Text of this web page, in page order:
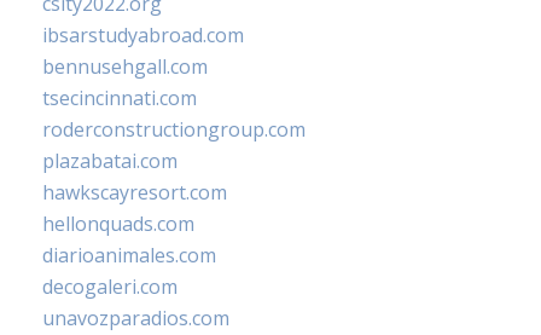
ibsarstudyabroad.com
bennusehgall.com
tsecincinnati.com
roderconstructiongroup.com
plazabatai.com
hawkscayresort.com
hellonquads.com
diarioanimales.com
decogaleri.com
unavozparadios.com